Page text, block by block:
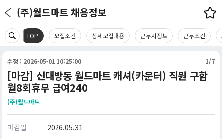
(주)월드마트 채용정보
TOP 모집조건 상세모집내용 근무지정보 근무조건
수정 : 2026-05-01 10:25:00 1/7
[마감] 신대방동 월드마트 캐셔(카운터) 직원 구함
월8회휴무 급여240
(주)월드마트
마감일
2026.05.31